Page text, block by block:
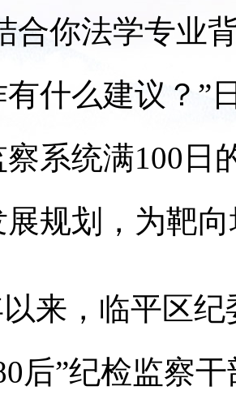
合你法学专业
什么建议？”
系统满100日
规划，为靶
来，临平区
后”纪检监察